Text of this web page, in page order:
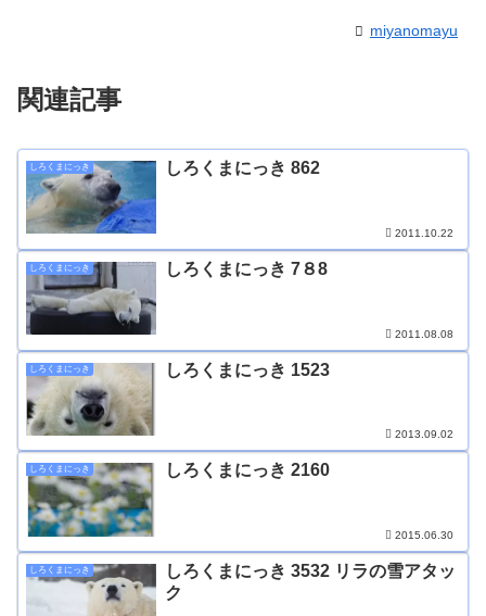
miyanomayu
関連記事
しろくまにっき しろくまにっき 862
2011.10.22
しろくまにっき しろくまにっき 7８8
2011.08.08
しろくまにっき しろくまにっき 1523
2013.09.02
しろくまにっき しろくまにっき 2160
2015.06.30
しろくまにっき
しろくまにっき 3532 リラの雪アタッ
ク